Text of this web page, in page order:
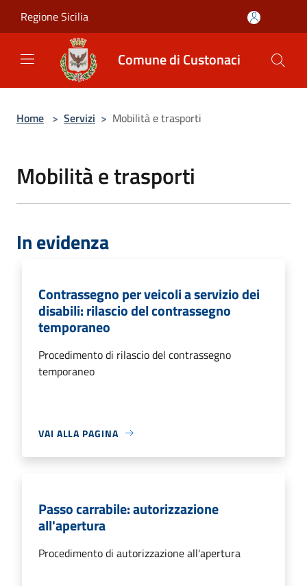
Regione Sicilia
Comune di Custonaci
Home > Servizi > Mobilità e trasporti
Mobilità e trasporti
In evidenza
Contrassegno per veicoli a servizio dei
disabili: rilascio del contrassegno
temporaneo
Procedimento di rilascio del contrassegno
temporaneo
VAI ALLA PAGINA
Passo carrabile: autorizzazione
all'apertura
Procedimento di autorizzazione all'apertura